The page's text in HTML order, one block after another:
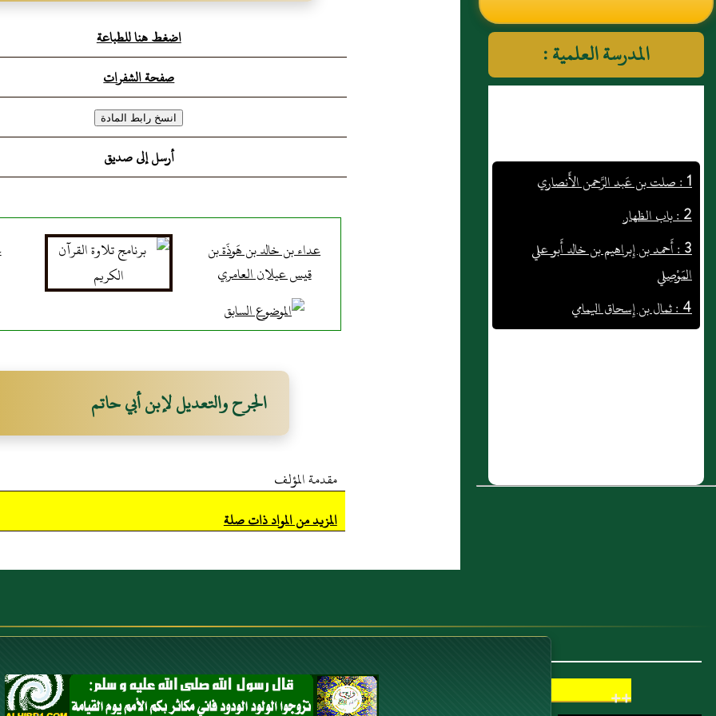
النووي رحمهم الله تعالى
المدرسة العلمية :
1 : صلت بن عَبد الرَّحمن الأَنصاري
2 : باب الظهار
3 : أَحمد بن إِبراهيم بن خالد أَبو علي
المَوْصِلي
4 : ثمال بن إِسحاق اليمامي
5 : معاذ بن خالد العسقلاني
7 : محمد بن عَمرو أَبو غسان زنيج الرازي،
9 : ميمون بن زيد أَبو إِبراهيم السقاء،
بَصريٌّ
اضغط هنا للطباعة
صفحة الشفرات
أرسل إلى صديق
عداء بن خالد بن هَوذَة بن
قيس عيلان العامري
الجرح والتعديل لإبن أبي حاتم
مقدمة المؤلف
المزيد من المواد ذات صلة
++